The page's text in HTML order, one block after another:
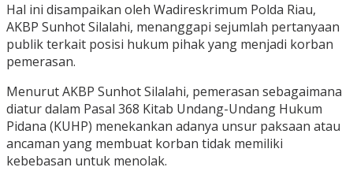
Hal ini disampaikan oleh Wadireskrimum Polda Riau,
AKBP Sunhot Silalahi, menanggapi sejumlah pertanyaan
publik terkait posisi hukum pihak yang menjadi korban
pemerasan.
Menurut AKBP Sunhot Silalahi, pemerasan sebagaimana
diatur dalam Pasal 368 Kitab Undang-Undang Hukum
Pidana (KUHP) menekankan adanya unsur paksaan atau
ancaman yang membuat korban tidak memiliki
kebebasan untuk menolak.